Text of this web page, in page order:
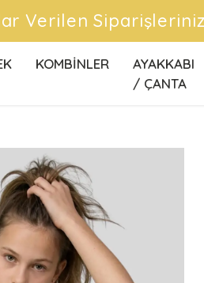
KARGO
KOMBİNLER
AYAKKABI
/ ÇANTA